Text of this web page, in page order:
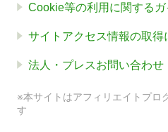
Cookie等の利用に関する
サイトアクセス情報の取得
法人・プレスお問い合わせ
※本サイトはアフィリエイトプロ
す